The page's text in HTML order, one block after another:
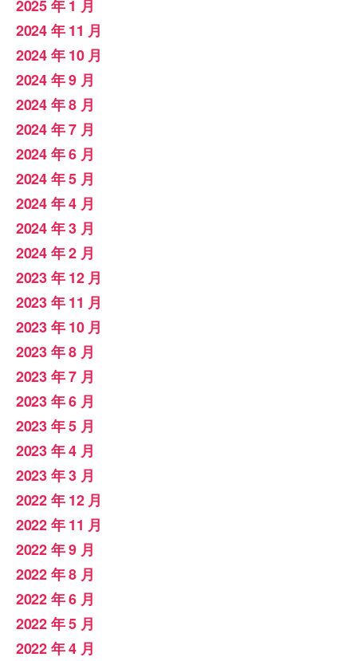
2025 年 1 月
2024 年 11 月
2024 年 10 月
2024 年 9 月
2024 年 8 月
2024 年 7 月
2024 年 6 月
2024 年 5 月
2024 年 4 月
2024 年 3 月
2024 年 2 月
2023 年 12 月
2023 年 11 月
2023 年 10 月
2023 年 8 月
2023 年 7 月
2023 年 6 月
2023 年 5 月
2023 年 4 月
2023 年 3 月
2022 年 12 月
2022 年 11 月
2022 年 9 月
2022 年 8 月
2022 年 6 月
2022 年 5 月
2022 年 4 月